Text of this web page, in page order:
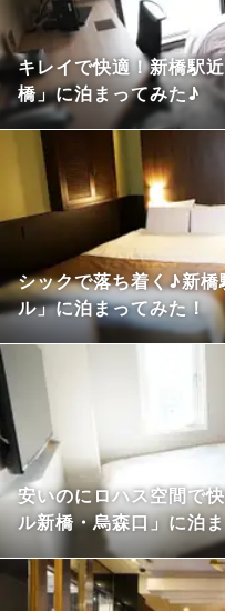
キレイで快適！新橋駅
橋」に泊まってみた♪
シックで落ち着く♪新
ル」に泊まってみた！
安いのにロハス空間で
ル新橋・烏森口」に泊